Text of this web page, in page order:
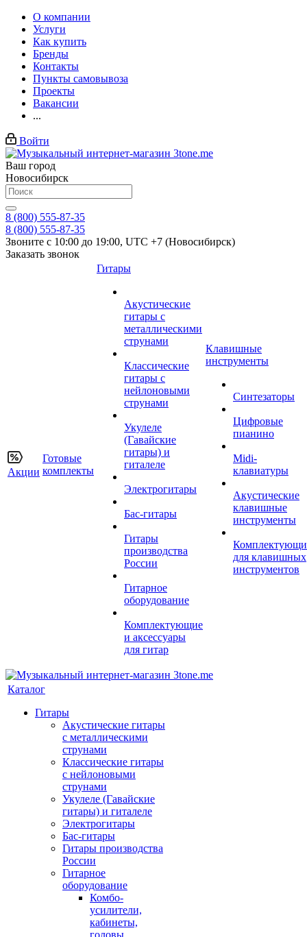
О компании
Услуги
Как купить
Бренды
Контакты
Пункты самовывоза
Проекты
Вакансии
...
Войти
Ваш город
Новосибирск
8 (800) 555-87-35
8 (800) 555-87-35
Звоните с 10:00 до 19:00, UTC +7 (Новосибирск)
Заказать звонок
Акции
Готовые
комплекты
Гитары
Акустические
гитары с
металлическими
струнами
Классические
гитары с
нейлоновыми
струнами
Укулеле
(Гавайские
гитары) и
гиталеле
Электрогитары
Бас-гитары
Гитары
производства
России
Гитарное
оборудование
Комплектующие
и аксессуары
для гитар
Клавишные
инструменты
Синтезаторы
Цифровые
пианино
Midi-
клавиатуры
Акустические
клавишные
инструменты
для клавишных
инструментов
Каталог
Гитары
Акустические гитары
с металлическими
струнами
Классические гитары
с нейлоновыми
струнами
Укулеле (Гавайские
гитары) и гиталеле
Электрогитары
Бас-гитары
Гитары производства
России
Гитарное
оборудование
Комбо-
усилители,
кабинеты,
головы